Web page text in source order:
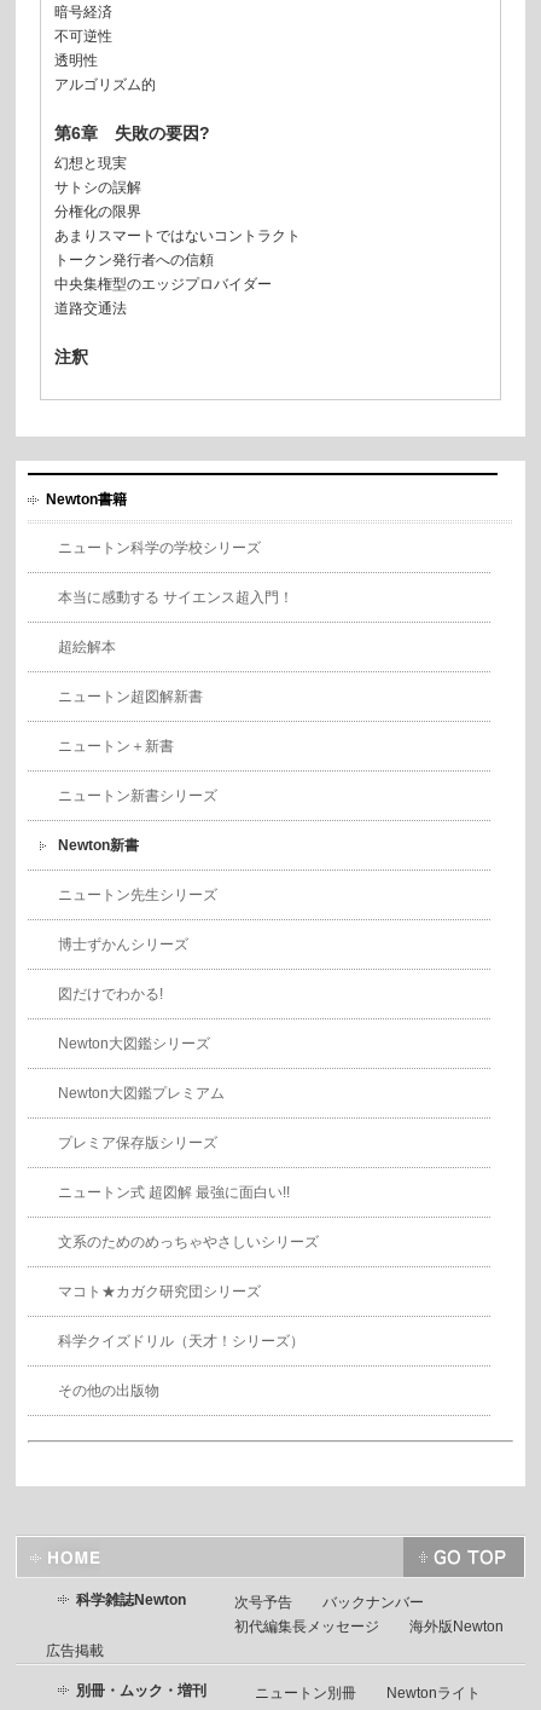
暗号経済
不可逆性
透明性
アルゴリズム的
第6章 失敗の要因?
幻想と現実
サトシの誤解
分権化の限界
あまりスマートではないコントラクト
トークン発行者への信頼
中央集権型のエッジプロバイダー
道路交通法
注釈
Newton書籍
ニュートン科学の学校シリーズ
本当に感動する サイエンス超入門！
超絵解本
ニュートン超図解新書
ニュートン＋新書
ニュートン新書シリーズ
Newton新書
ニュートン先生シリーズ
博士ずかんシリーズ
図だけでわかる!
Newton大図鑑シリーズ
Newton大図鑑プレミアム
プレミア保存版シリーズ
ニュートン式 超図解 最強に面白い!!
文系のためのめっちゃやさしいシリーズ
マコト★カガク研究団シリーズ
科学クイズドリル（天才！シリーズ）
その他の出版物
科学雑誌Newton 次号予告
バックナンバー
初代編集長メッセージ
海外版Newton
広告掲載
別冊・ムック・増刊 ニュートン別冊 Newtonライト